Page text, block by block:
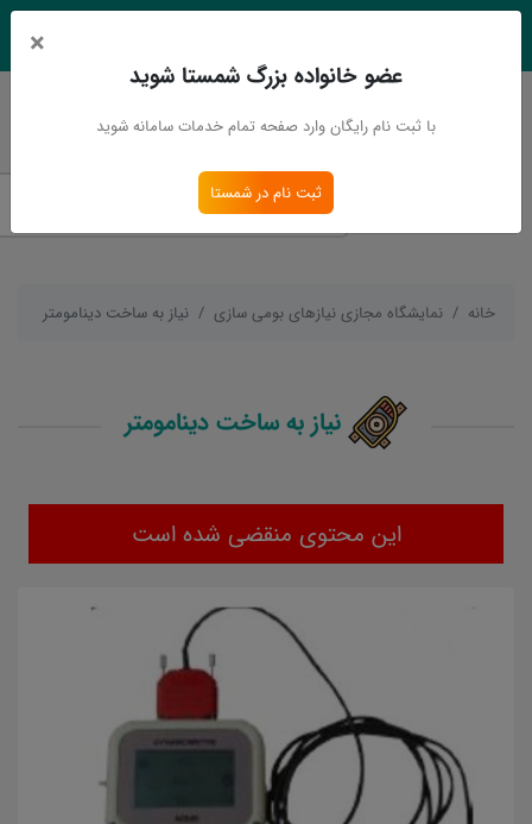
ورود
خانه نمایشگاه مجازی نیازهای بومی سازی نیاز به ساخت دینامومتر
نیاز به ساخت دینامومتر
این محتوی منقضی شده است
×
عضو خانواده بزرگ شمستا شوید
با ثبت نام رایگان وارد صفحه تمام خدمات سامانه شوید
ثبت نام در شمستا